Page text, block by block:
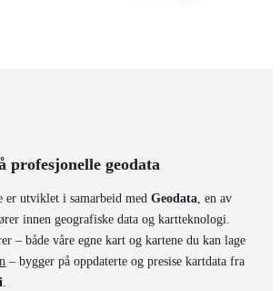
profesjonelle geodata
er utviklet i samarbeid medGeodata , en av
innen geografiske data og kartteknologi.
– både våre egne kart og kartene du kan lage
– bygger på oppdaterte og presise kartdata fra